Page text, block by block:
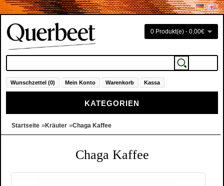
0 Produkt(e) - 0,00€
Wunschzettel (0) Mein Konto Warenkorb Kassa
KATEGORIEN
Startseite »Kräuter »Chaga Kaffee
Chaga Kaffee